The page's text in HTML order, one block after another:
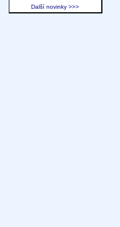
Další novinky >>>